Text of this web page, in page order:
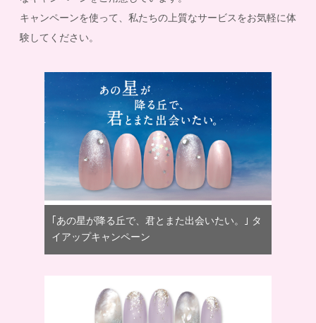
キャンペーンを使って、私たちの上質なサービスをお気軽に体
験してください。
｢あの星が降る丘で、君とまた出会いたい。｣ タ
イアップキャンペーン